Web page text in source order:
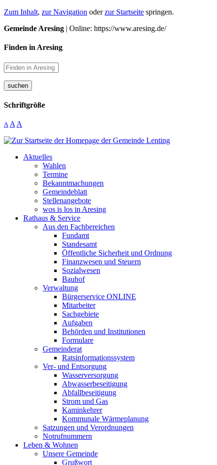
Zum Inhalt, zur Navigation oderzur Startseite springen.
Gemeinde Aresing | Online: https://www.aresing.de/
Finden in Aresing
suchen
Schriftgröße
A A A
Aktuelles
Wahlen
Termine
Bekanntmachungen
Gemeindeblatt
Stellenangebote
wos is los in Aresing
Rathaus & Service
Aus den Fachbereichen
Fundamt
Standesamt
Öffentliche Sicherheit und Ordnung
Finanzwesen und Steuern
Sozialwesen
Bauhof
Verwaltung
Bürgerservice ONLINE
Mitarbeiter
Sachgebiete
Aufgaben
Behörden und Institutionen
Formulare
Gemeinderat
Ratsinformationssystem
Ver- und Entsorgung
Wasserversorgung
Abwasserbeseitigung
Abfallbeseitigung
Strom und Gas
Kaminkehrer
Kommunale Wärmeplanung
Satzungen und Verordnungen
Notrufnummern
Leben & Wohnen
Unsere Gemeinde
Grußwort